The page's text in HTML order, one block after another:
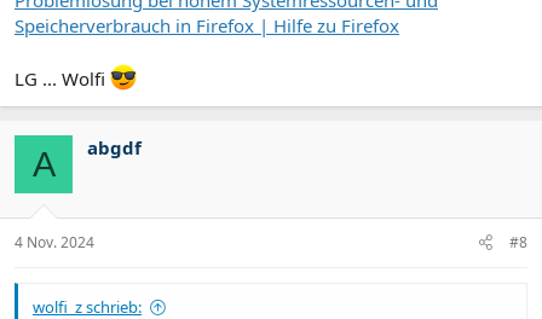
Speicherverbrauch in Firefox | Hilfe zu Firefox
LG ... Wolfi
A abgdf
4 Nov. 2024 #8
wolfi_z schrieb: